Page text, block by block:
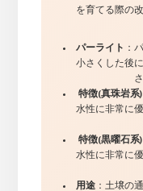
を育てる際の
パーライト ：
小さくした後
特徴(真珠岩系)
水性に非常に
特徴(黒曜石系)
水性に非常に
用途 ：土壌の